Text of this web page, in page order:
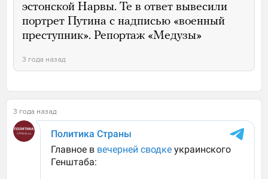
эстонской Нарвы. Те в ответ вывесили
портрет Путина с надписью «военный
преступник». Репортаж «Медузы»
3 года назад
3 года назад